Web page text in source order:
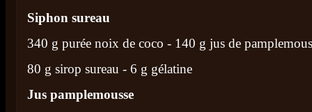
Siphon sureau
340 g purée noix de coco - 140 g jus de
80 g sirop sureau - 6 g gélatine
Jus pamplemousse